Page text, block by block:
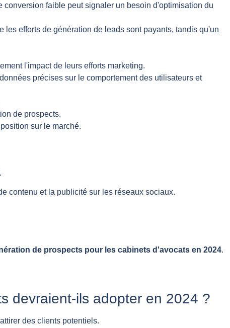
faible peut signaler un besoin d'optimisation du
efforts de génération de leads sont payants, tandis qu'un
l'impact de leurs efforts marketing.
précises sur le comportement des utilisateurs et
de prospects.
sur le marché.
contenu et la publicité sur les réseaux sociaux.
de prospects pour les cabinets d'avocats en 2024.
devraient-ils adopter en 2024 ?
des clients potentiels.